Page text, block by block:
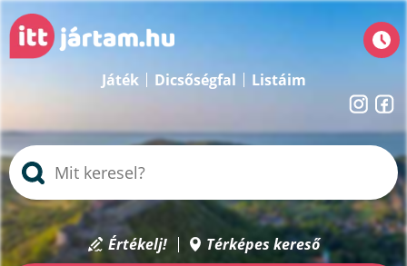
Játék Dicsőségfal Listáim
Értékelj! Térképes kereső